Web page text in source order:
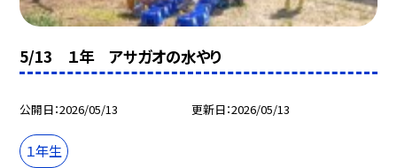
5/13 １年 アサガオの水やり
公開日 2026/05/13 更新日 2026/05/13
１年生